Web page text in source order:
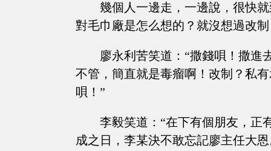
幾個人一邊走，一邊說，很快
對毛巾廠是怎么想的？就沒想過改制
廖永利苦笑道：“撒錢唄！撒進
不管，簡直就是毒瘤啊！改制？私
唄！”
李毅笑道：“在下有個朋友，正
成之日，李某決不敢忘記廖主任大恩